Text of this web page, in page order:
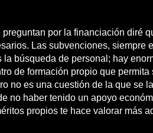
por la financiación diré
Las subvenciones, siempre
búsqueda de personal; hay
de formación propio que
no es una cuestión de la que se
no haber tenido un apoyo
propios te hace valorar más